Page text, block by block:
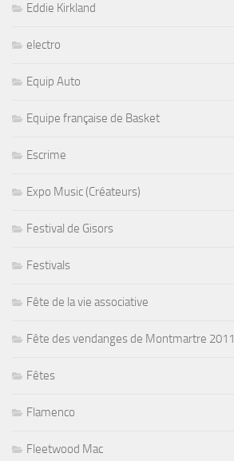
Eddie Kirkland
electro
Equip Auto
Equipe française de Basket
Escrime
Expo Music (Créateurs)
Festival de Gisors
Festivals
Fête de la vie associative
Fête des vendanges de Montmartre 2011
Fêtes
Flamenco
Fleetwood Mac